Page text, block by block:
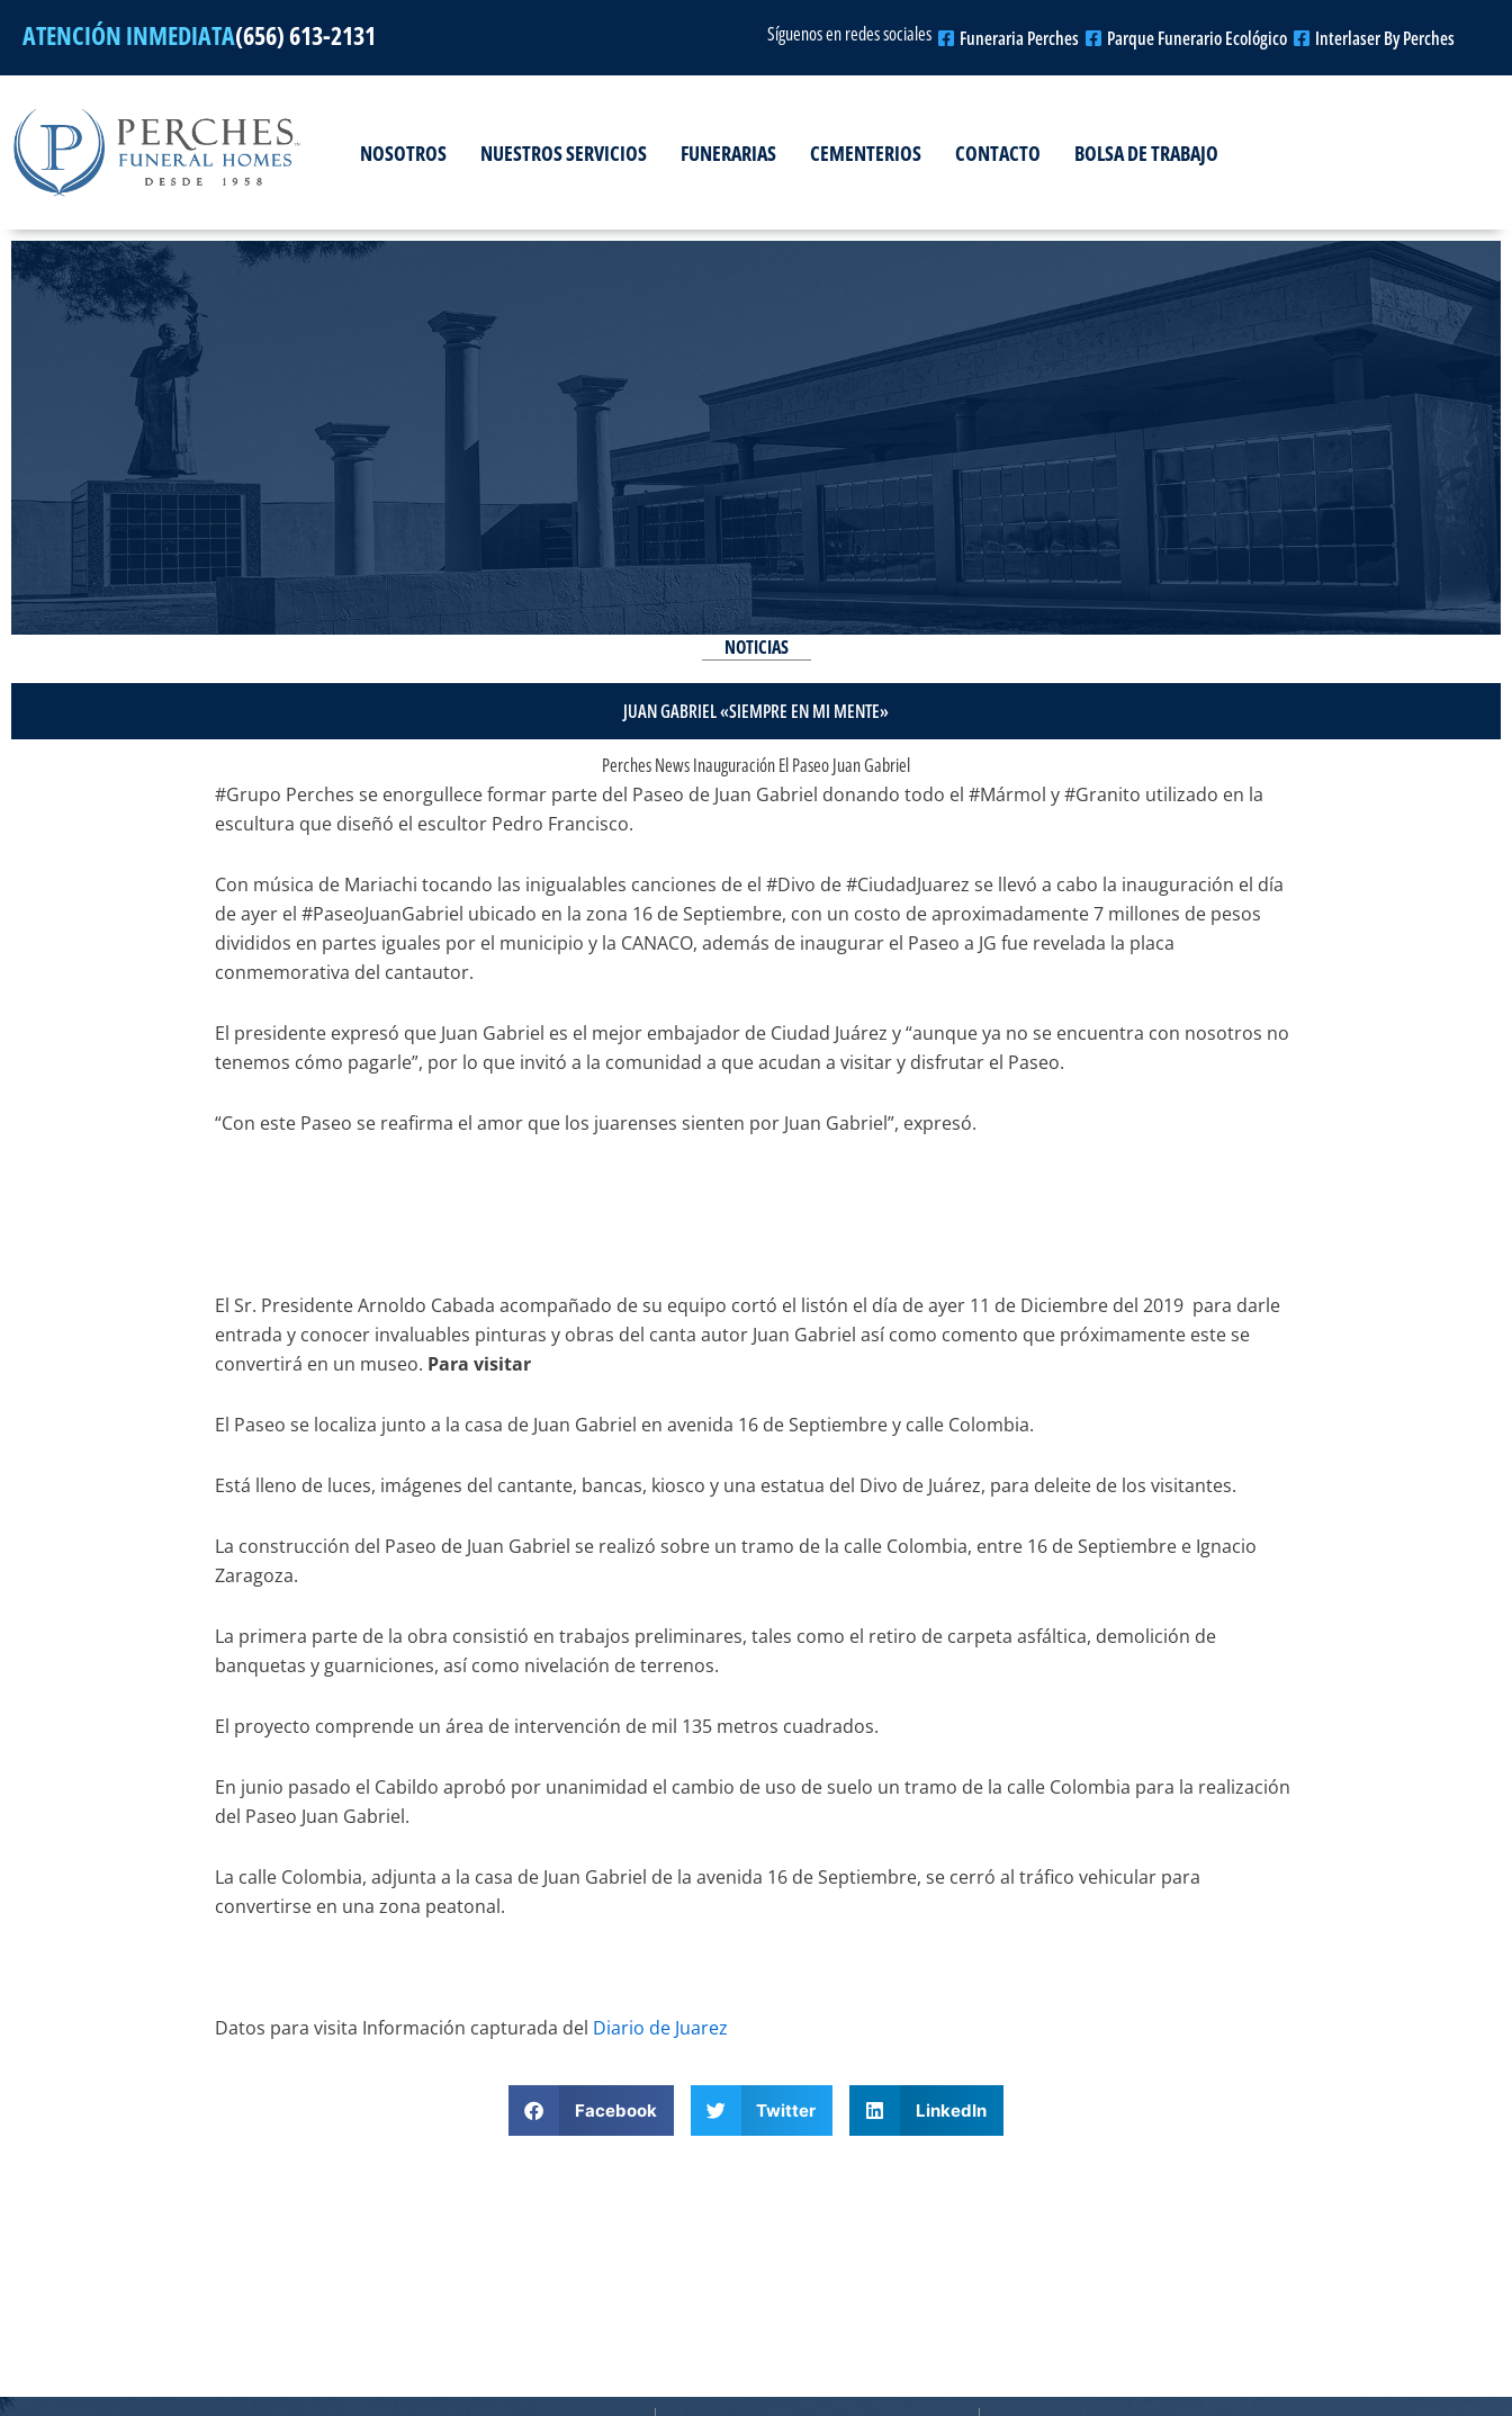
contenido
ATENCIÓN INMEDIATA(656) 613-2131 Síguenos en redes sociales Funeraria Perches Parque Funerario Ecológico Interlaser By Perches
NOSOTROS NUESTROS SERVICIOS FUNERARIAS CEMENTERIOS CONTACTO BOLSA DE TRABAJO
NOTICIAS
JUAN GABRIEL «SIEMPRE EN MI MENTE»
Perches News Inauguración El Paseo Juan Gabriel
#Grupo Perches se enorgullece formar parte del Paseo de Juan Gabriel donando todo el #Mármol y #Granito utilizado en la
escultura que diseñó el escultor Pedro Francisco.
Con música de Mariachi tocando las inigualables canciones de el #Divo de #CiudadJuarez se llevó a cabo la inauguración el día
de ayer el #PaseoJuanGabriel ubicado en la zona 16 de Septiembre, con un costo de aproximadamente 7 millones de pesos
divididos en partes iguales por el municipio y la CANACO, además de inaugurar el Paseo a JG fue revelada la placa
conmemorativa del cantautor.
El presidente expresó que Juan Gabriel es el mejor embajador de Ciudad Juárez y “aunque ya no se encuentra con nosotros no
tenemos cómo pagarle”, por lo que invitó a la comunidad a que acudan a visitar y disfrutar el Paseo.
“Con este Paseo se reafirma el amor que los juarenses sienten por Juan Gabriel”, expresó.
El Sr. Presidente Arnoldo Cabada acompañado de su equipo cortó el listón el día de ayer 11 de Diciembre del 2019 para darle
entrada y conocer invaluables pinturas y obras del canta autor Juan Gabriel así como comento que próximamente este se
convertirá en un museo. Para visitar
El Paseo se localiza junto a la casa de Juan Gabriel en avenida 16 de Septiembre y calle Colombia.
Está lleno de luces, imágenes del cantante, bancas, kiosco y una estatua del Divo de Juárez, para deleite de los visitantes.
La construcción del Paseo de Juan Gabriel se realizó sobre un tramo de la calle Colombia, entre 16 de Septiembre e Ignacio
Zaragoza.
La primera parte de la obra consistió en trabajos preliminares, tales como el retiro de carpeta asfáltica, demolición de
banquetas y guarniciones, así como nivelación de terrenos.
El proyecto comprende un área de intervención de mil 135 metros cuadrados.
En junio pasado el Cabildo aprobó por unanimidad el cambio de uso de suelo un tramo de la calle Colombia para la realización
del Paseo Juan Gabriel.
La calle Colombia, adjunta a la casa de Juan Gabriel de la avenida 16 de Septiembre, se cerró al tráfico vehicular para
convertirse en una zona peatonal.
Datos para visita Información capturada del Diario de Juarez
Facebook Twitter LinkedIn